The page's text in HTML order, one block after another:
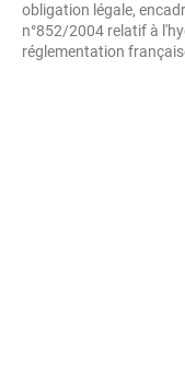
obligation légale,
n°852/2004 relatif à
réglementation